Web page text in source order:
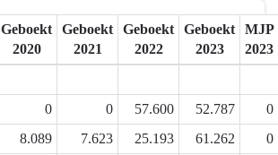
Geboekt
2020
Geboekt
2021
Geboekt
2022
Geboekt
2023
MJP
2023
0 0 57.600 52.787
0
8.089 7.623 25.193 61.262
0